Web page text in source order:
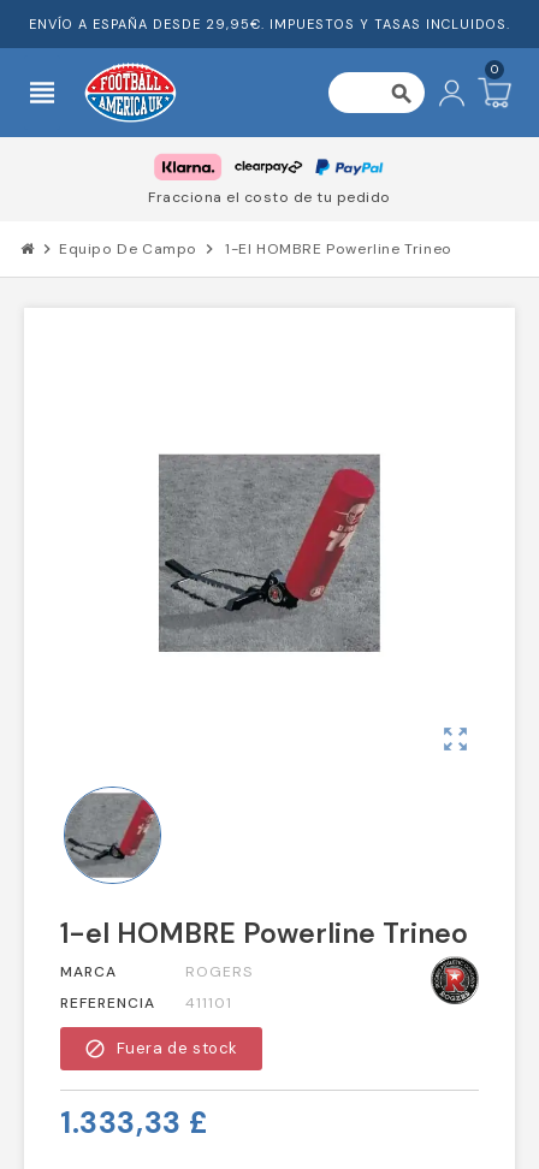
ENVÍO A ESPAÑA DESDE 29,95€. IMPUESTOS Y TASAS INCLUIDOS.
view_headline search
0
Fracciona el costo de tu pedido
chevron_right Equipo De Campo chevron_right 1-El HOMBRE Powerline Trineo
zoom_out_map
1-el HOMBRE Powerline Trineo
MARCA
ROGERS
REFERENCIA
411101
block Fuera de stock
1.333,33 £